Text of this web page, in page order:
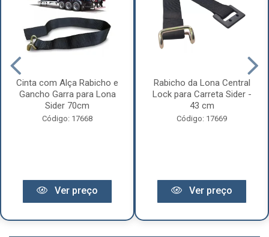
Cinta com Alça Rabicho e
Gancho Garra para Lona
Sider 70cm
Código: 17668
Ver preço
Rabicho da Lona Central
Lock para Carreta Sider -
43 cm
Código: 17669
Ver preço